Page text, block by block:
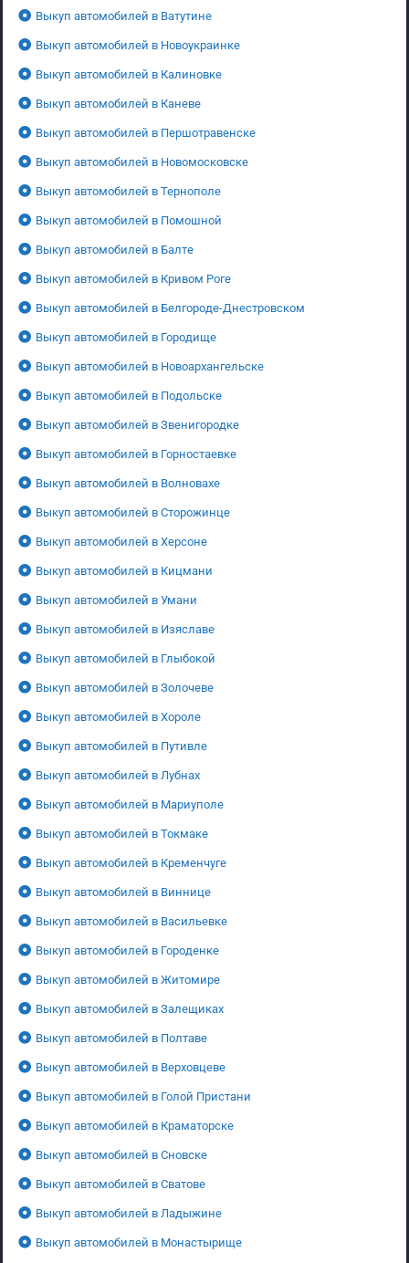
Выкуп автомобилей в Ватутине
Выкуп автомобилей в Новоукраинке
Выкуп автомобилей в Калиновке
Выкуп автомобилей в Каневе
Выкуп автомобилей в Першотравенске
Выкуп автомобилей в Новомосковске
Выкуп автомобилей в Тернополе
Выкуп автомобилей в Помошной
Выкуп автомобилей в Балте
Выкуп автомобилей в Кривом Роге
Выкуп автомобилей в Белгороде-Днестровском
Выкуп автомобилей в Городище
Выкуп автомобилей в Новоархангельске
Выкуп автомобилей в Подольске
Выкуп автомобилей в Звенигородке
Выкуп автомобилей в Горностаевке
Выкуп автомобилей в Волновахе
Выкуп автомобилей в Сторожинце
Выкуп автомобилей в Херсоне
Выкуп автомобилей в Кицмани
Выкуп автомобилей в Умани
Выкуп автомобилей в Изяславе
Выкуп автомобилей в Глыбокой
Выкуп автомобилей в Золочеве
Выкуп автомобилей в Хороле
Выкуп автомобилей в Путивле
Выкуп автомобилей в Лубнах
Выкуп автомобилей в Мариуполе
Выкуп автомобилей в Токмаке
Выкуп автомобилей в Кременчуге
Выкуп автомобилей в Виннице
Выкуп автомобилей в Васильевке
Выкуп автомобилей в Городенке
Выкуп автомобилей в Житомире
Выкуп автомобилей в Залещиках
Выкуп автомобилей в Полтаве
Выкуп автомобилей в Верховцеве
Выкуп автомобилей в Голой Пристани
Выкуп автомобилей в Краматорске
Выкуп автомобилей в Сновске
Выкуп автомобилей в Сватове
Выкуп автомобилей в Ладыжине
Выкуп автомобилей в Монастырище